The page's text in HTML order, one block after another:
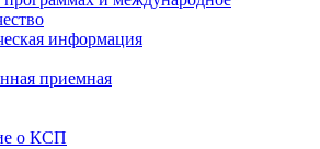
информация
приемная
о КСП